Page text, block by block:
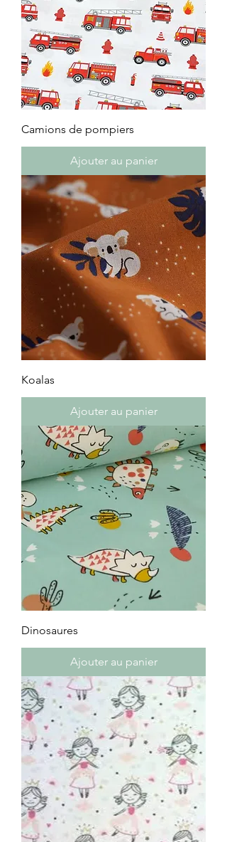
Camions de pompiers
Ajouter au panier
Koalas
Ajouter au panier
Dinosaures
Ajouter au panier